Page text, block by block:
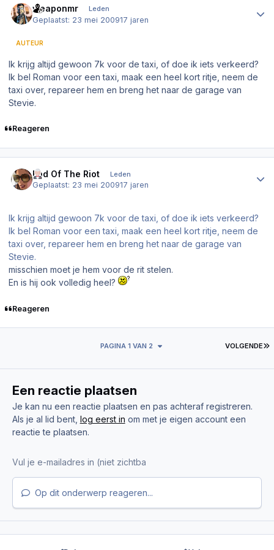
weaponmr Leden
Geplaatst: 23 mei 200917 jaren
AUTEUR
Ik krijg altijd gewoon 7k voor de taxi, of doe ik iets verkeerd?
Ik bel Roman voor een taxi, maak een heel kort ritje, neem de
taxi over, repareer hem en breng het naar de garage van
Stevie.
Reageren
End Of The Riot Leden
Geplaatst: 23 mei 200917 jaren
Ik krijg altijd gewoon 7k voor de taxi, of doe ik iets verkeerd?
Ik bel Roman voor een taxi, maak een heel kort ritje, neem de
taxi over, repareer hem en breng het naar de garage van
Stevie.
misschien moet je hem voor de rit stelen.
En is hij ook volledig heel?
Reageren
VOLGENDE
PAGINA 1 VAN 2
Een reactie plaatsen
Je kan nu een reactie plaatsen en pas achteraf registreren.
Als je al lid bent, log eerst in om met je eigen account een
reactie te plaatsen.
Op dit onderwerp reageren...